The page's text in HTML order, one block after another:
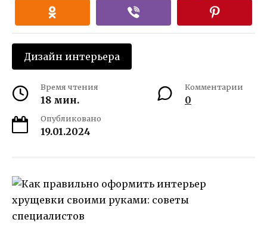
Дизайн интерьера
Время чтения
18 мин.
Комментарии
0
Опубликовано
19.01.2024